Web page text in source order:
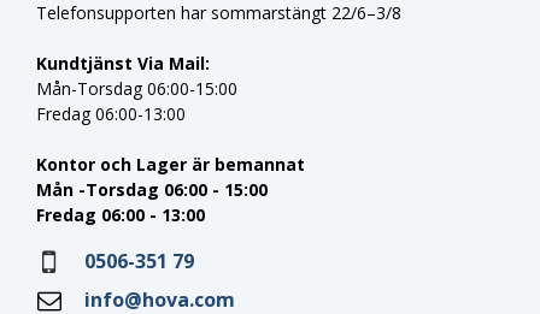
Telefonsupporten har sommarstängt 22/6–3/8
Kundtjänst Via Mail:
Mån-Torsdag 06:00-15:00
Fredag 06:00-13:00
Kontor och Lager är bemannat
Mån -Torsdag 06:00 - 15:00
Fredag 06:00 - 13:00
0506-351 79
info@hova.com